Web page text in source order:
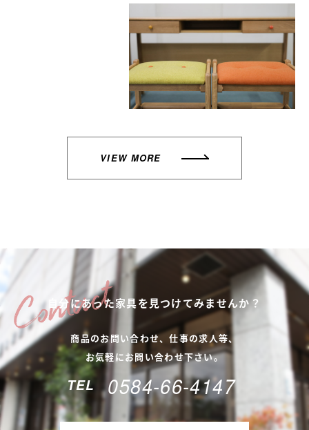
VIEW MORE
自分にあった家具を見つけてみませんか？
商品のお問い合わせ、仕事の求人等、
お気軽にお問い合わせ下さい。
TEL 0584-66-4147